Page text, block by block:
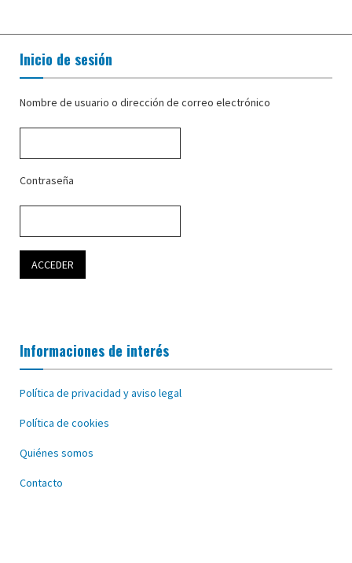
Inicio de sesión
Nombre de usuario o dirección de correo electrónico
Contraseña
Informaciones de interés
Política de privacidad y aviso legal
Política de cookies
Quiénes somos
Contacto